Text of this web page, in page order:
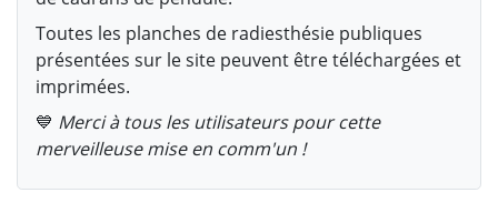
Toutes les planches de radiesthésie publiques
présentées sur le site peuvent être téléchargées et
imprimées.
💙 Merci à tous les utilisateurs pour cette
merveilleuse mise en comm'un !